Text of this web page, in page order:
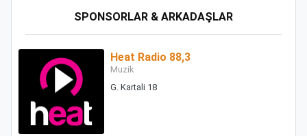
SPONSORLAR & ARKADAŞLAR
Heat Radio 88,3
Muzik
G. Kartali 18